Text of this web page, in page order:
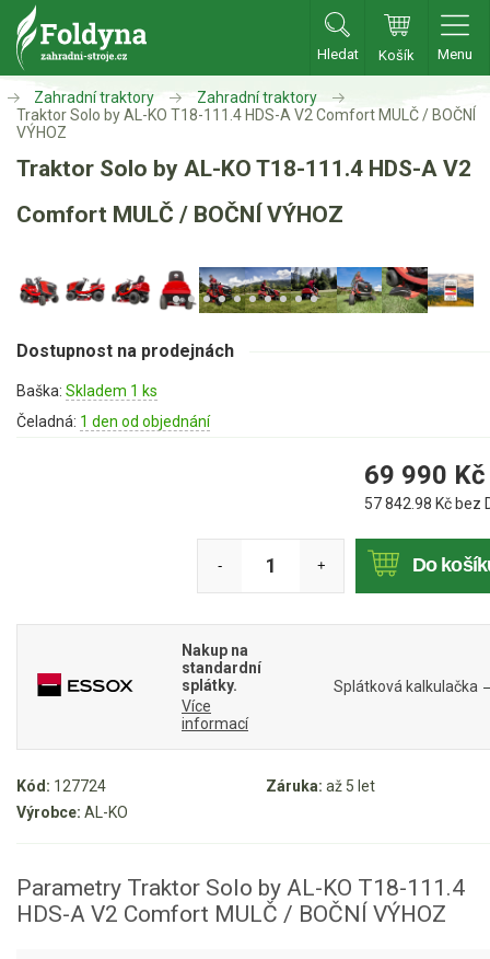
Hledat Košík Menu
Zahradní traktory
Zahradní traktory
Benzínové sekačky
Akumulátorové sekačky
Aku křovinořezy a vyžínače
Benzínové pily
Aku pily
Jednoruční pily
Vyvětvovací pily
Zahradní traktory
Zahradní traktory
Traktor Solo by AL-KO T18-111.4 HDS-A V2 Comfort MULČ / BOČNÍ
VÝHOZ
Traktor Solo by AL-KO T18-111.4 HDS-A V2
Comfort MULČ / BOČNÍ VÝHOZ
Kód: 127724 Záruka: až 5 let
Výrobce: AL-KO
Dostupnost na prodejnách
Baška: Skladem 1 ks
Čeladná: 1 den od objednání
69 990 Kč
57 842.98 Kč bez
- + Do
Nakup na
standardní
splátky.
Více
informací
Splátková kalkulačka
Parametry Traktor Solo by AL-KO T18-111.4
HDS-A V2 Comfort MULČ / BOČNÍ VÝHOZ